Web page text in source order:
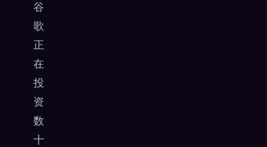
谷
歌
正
在
投
资
数
十